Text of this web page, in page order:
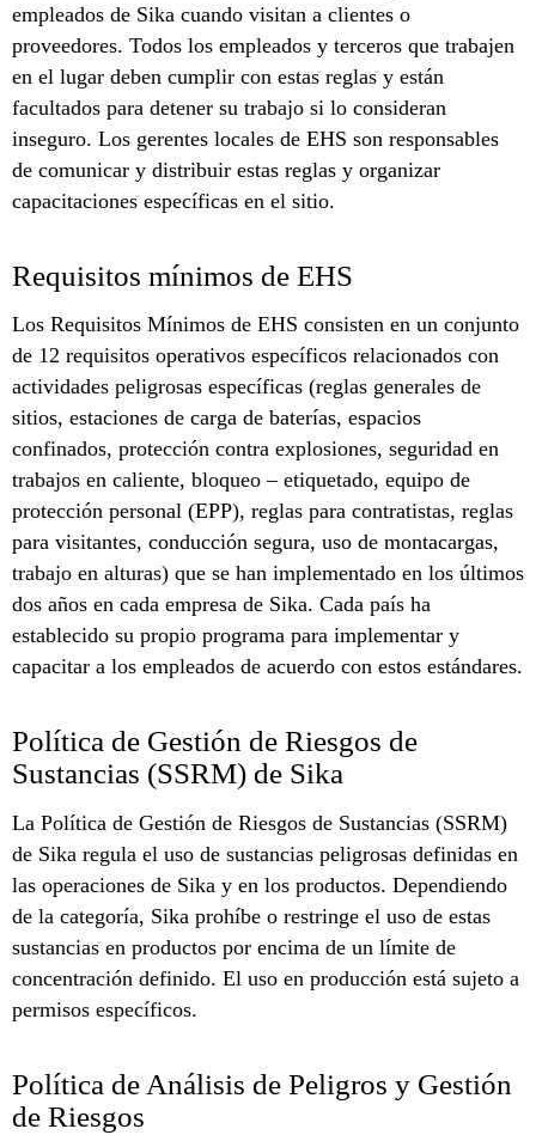
empleados de Sika cuando visitan a clientes o
proveedores. Todos los empleados y terceros que trabajen
en el lugar deben cumplir con estas reglas y están
facultados para detener su trabajo si lo consideran
inseguro. Los gerentes locales de EHS son responsables
de comunicar y distribuir estas reglas y organizar
capacitaciones específicas en el sitio.
Requisitos mínimos de EHS
Los Requisitos Mínimos de EHS consisten en un conjunto
de 12 requisitos operativos específicos relacionados con
actividades peligrosas específicas (reglas generales de
sitios, estaciones de carga de baterías, espacios
confinados, protección contra explosiones, seguridad en
trabajos en caliente, bloqueo – etiquetado, equipo de
protección personal (EPP), reglas para contratistas, reglas
para visitantes, conducción segura, uso de montacargas,
trabajo en alturas) que se han implementado en los últimos
dos años en cada empresa de Sika. Cada país ha
establecido su propio programa para implementar y
capacitar a los empleados de acuerdo con estos estándares.
Política de Gestión de Riesgos de
Sustancias (SSRM) de Sika
La Política de Gestión de Riesgos de Sustancias (SSRM)
de Sika regula el uso de sustancias peligrosas definidas en
las operaciones de Sika y en los productos. Dependiendo
de la categoría, Sika prohíbe o restringe el uso de estas
sustancias en productos por encima de un límite de
concentración definido. El uso en producción está sujeto a
permisos específicos.
Política de Análisis de Peligros y Gestión
de Riesgos